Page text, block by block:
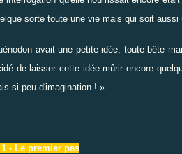
sorte toute une vie mais qui soit aussi
avait une petite idée, toute bête
de laisser cette idée mûrir encore
si peu d'imagination ! ».
- Le premier pas